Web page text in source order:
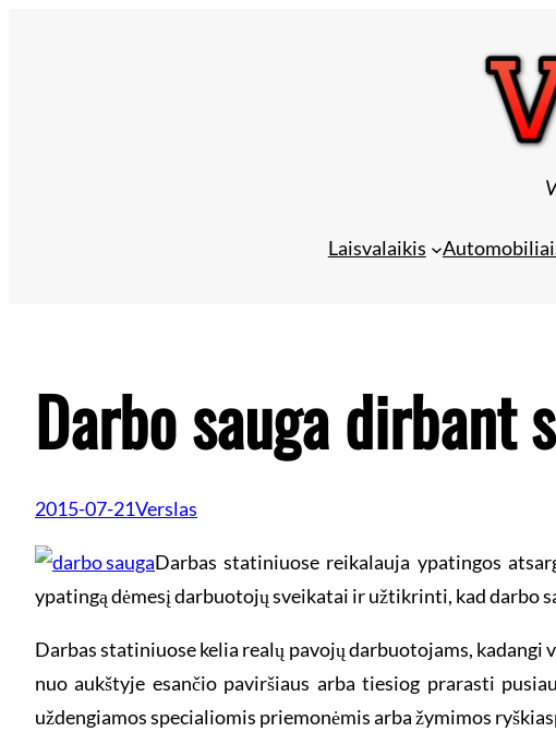
Laisvalaikis Automobiliai
Darbo sauga dirbant
2015-07-21Verslas
Darbas statiniuose reikalauja ypatingos
ypatingą dėmesį darbuotojų sveikatai ir užtikrinti, kad darbo
Darbas statiniuose kelia realų pavojų darbuotojams,
nuo aukštyje esančio paviršiaus arba tiesiog prarasti
uždengiamos specialiomis priemonėmis arba žymimos